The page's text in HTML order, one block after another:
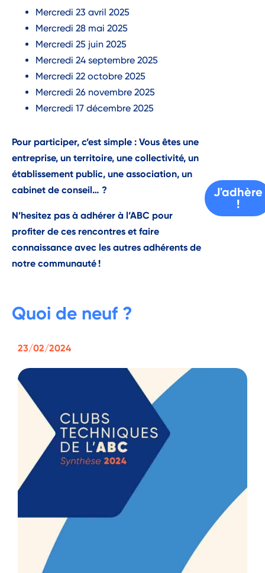
Mercredi 23 avril 2025
Mercredi 28 mai 2025
Mercredi 25 juin 2025
Mercredi 24 septembre 2025
Mercredi 22 octobre 2025
Mercredi 26 novembre 2025
Mercredi 17 décembre 2025
Pour participer, c’est simple : Vous êtes une
entreprise, un territoire, une collectivité, un
établissement public, une association, un
cabinet de conseil… ?
N’hesitez pas à adhérer à l’ABC pour
profiter de ces rencontres et faire
connaissance avec les autres adhérents de
notre communauté!
J'adhère
!
Quoi de neuf ?
23/02/2024